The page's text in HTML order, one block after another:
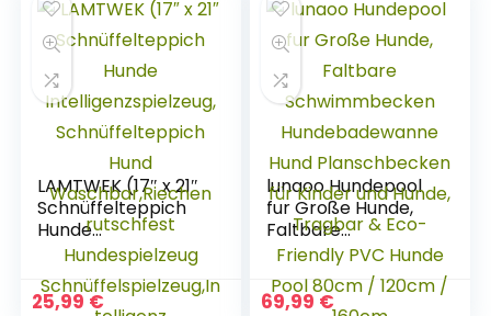
LAMTWEK (17″ x 21″
Schnüffelteppich
Hunde
Intelligenzspielzeug
, Schnüffelteppich
Hund
25,99 €
lunaoo Hundepool
fur Große Hunde,
Faltbare
Schwimmbecken
Hundebadewanne
Hund
69,99 €